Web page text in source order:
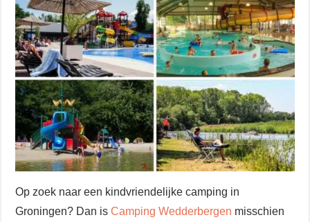
Op zoek naar een kindvriendelijke camping in
Groningen? Dan isCamping Wedderbergen misschien